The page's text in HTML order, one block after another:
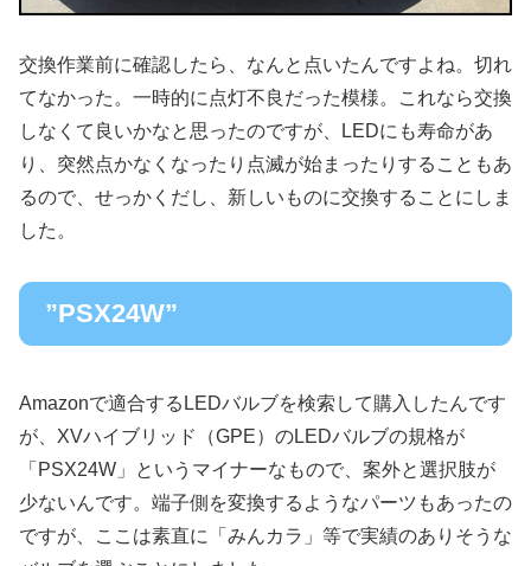
交換作業前に確認したら、なんと点いたんですよね。切れ
てなかった。一時的に点灯不良だった模様。これなら交換
しなくて良いかなと思ったのですが、LEDにも寿命があ
り、突然点かなくなったり点滅が始まったりすることもあ
るので、せっかくだし、新しいものに交換することにしま
した。
”PSX24W”
Amazonで適合するLEDバルブを検索して購入したんです
が、XVハイブリッド（GPE）のLEDバルブの規格が
「PSX24W」というマイナーなもので、案外と選択肢が
少ないんです。端子側を変換するようなパーツもあったの
ですが、ここは素直に「みんカラ」等で実績のありそうな